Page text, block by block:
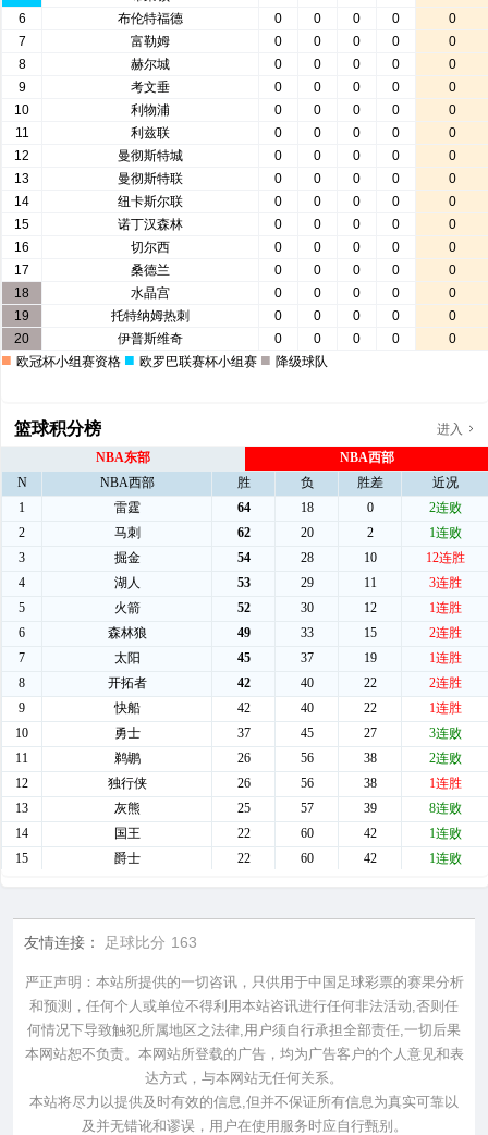
进入
篮球积分榜
友情连接： 足球比分 163
严正声明：本站所提供的一切咨讯，只供用于中国足球彩票的赛果分析
和预测，任何个人或单位不得利用本站咨讯进行任何非法活动,否则任
何情况下导致触犯所属地区之法律,用户须自行承担全部责任,一切后果
本网站恕不负责。本网站所登载的广告，均为广告客户的个人意见和表
达方式，与本网站无任何关系。
本站将尽力以提供及时有效的信息,但并不保证所有信息为真实可靠以
及并无错讹和谬误，用户在使用服务时应自行甄别。